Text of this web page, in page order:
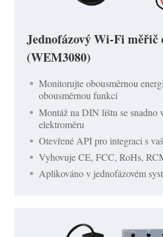
Jednofázový Wi-Fi měřič
(WEM3080)
Monitorujte obousměrnou
obousměrnou funkcí
Montáž na DIN lištu se snadno
elektroměru
Otevřené API pro integraci s
Vyhovuje CE, FCC, RoHs,
Aplikováno v jednofázovém